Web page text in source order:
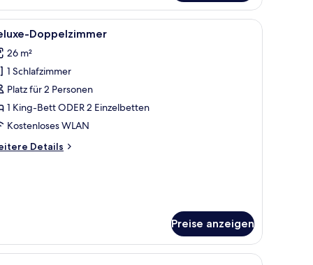
einem Schreibtisch, einem Stuhl, einem Fernseher und einem Fenster mit
Ein Hotelzimmer mit Holzboden, einem
9 Doppelzimmer
26 m²
1 Schlafzimmer
Platz für 2 Personen
1 King-Bett ODER 2 Einzelbetten
Kostenloses WLAN
Details
Preise anzeigen
in einer Vase und Blick ins Freie.